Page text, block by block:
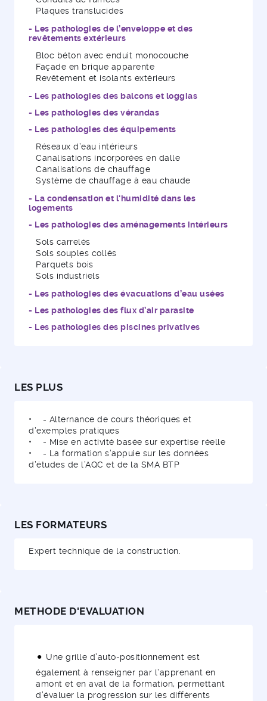
Plaques translucides
- Les pathologies de l’enveloppe et des
revêtements extérieurs
Bloc béton avec enduit monocouche
Façade en brique apparente
Revêtement et isolants extérieurs
- Les pathologies des balcons et loggias
- Les pathologies des vérandas
- Les pathologies des équipements
Réseaux d’eau intérieurs
Canalisations incorporées en dalle
Canalisations de chauffage
Système de chauffage à eau chaude
- La condensation et l'humidité dans les
logements
- Les pathologies des aménagements intérieurs
Sols carrelés
Sols souples collés
Parquets bois
Sols industriels
- Les pathologies des évacuations d’eau usées
- Les pathologies des flux d’air parasite
- Les pathologies des piscines privatives
LES PLUS
• - Alternance de cours théoriques et
d’exemples pratiques
• - Mise en activité basée sur expertise réelle
• - La formation s’appuie sur les données
d’études de l’AQC et de la SMA BTP
LES FORMATEURS
Expert technique de la construction.
METHODE D'EVALUATION
Une grille d’auto-positionnement est
également à renseigner par l’apprenant en
amont et en aval de la formation, permettant
d’évaluer la progression sur les différents